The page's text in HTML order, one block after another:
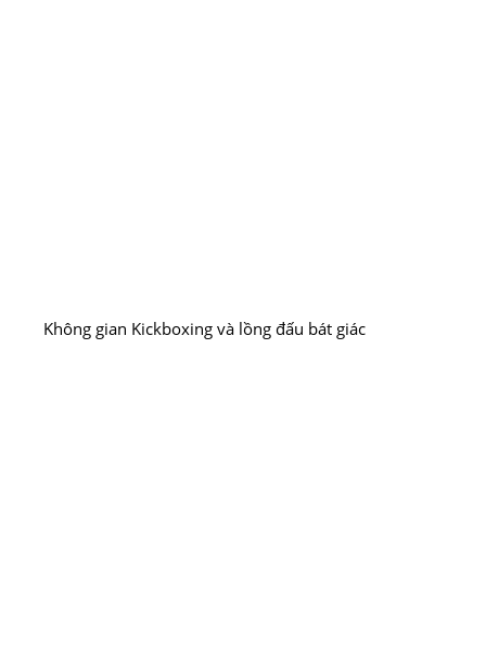
Không gian Kickboxing và lồng đấu bát giác